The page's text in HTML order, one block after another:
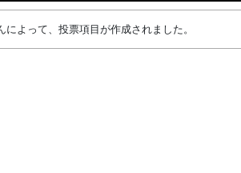
よって、投票項目が作成されました。